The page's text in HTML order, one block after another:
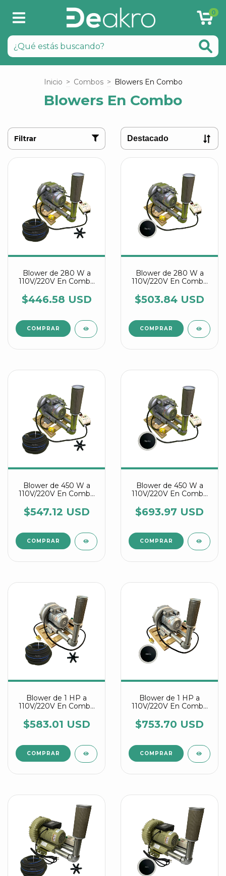
0
Inicio > Combos > Blowers En Combo
Blowers En Combo
Filtrar
Blower de 280 W a
110V/220V En Combo
Difusora Agrair
$446.58 USD
Blower de 280 W a
110V/220V En Combo
Agrair
$503.84 USD
Blower de 450 W a
110V/220V En Combo
Difusora Agrair
$547.12 USD
Blower de 450 W a
110V/220V En Combo
Agrair
$693.97 USD
Blower de 1 HP a
110V/220V En Combo
Difusora Agrair
$583.01 USD
Blower de 1 HP a
110V/220V En Combo
Agrair
$753.70 USD